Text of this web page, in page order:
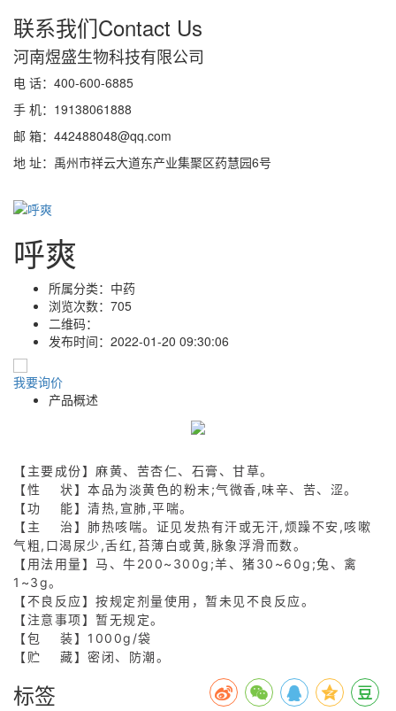
联系我们Contact Us
河南煜盛生物科技有限公司
电 话：400-600-6885
手 机：19138061888
邮 箱：442488048@qq.com
地 址：禹州市祥云大道东产业集聚区药慧园6号
呼爽
所属分类： 中药
浏览次数： 705
二维码：
发布时间： 2022-01-20 09:30:06
我要询价
产品概述
【主要成份】麻黄、苦杏仁、石膏、甘草。
【性 状】本品为淡黄色的粉末;气微香,味辛、苦、涩。
【功 能】清热,宣肺,平喘。
【主 治】肺热咳喘。证见发热有汗或无汗,烦躁不安,咳嗽
气粗,口渴尿少,舌红,苔薄白或黄,脉象浮滑而数。
【用法用量】马、牛200~300g;羊、猪30~60g;兔、禽
1~3g。
【不良反应】按规定剂量使用，暂未见不良反应。
【注意事项】暂无规定。
【包 装】1000g/袋
【贮 藏】密闭、防潮。
标签